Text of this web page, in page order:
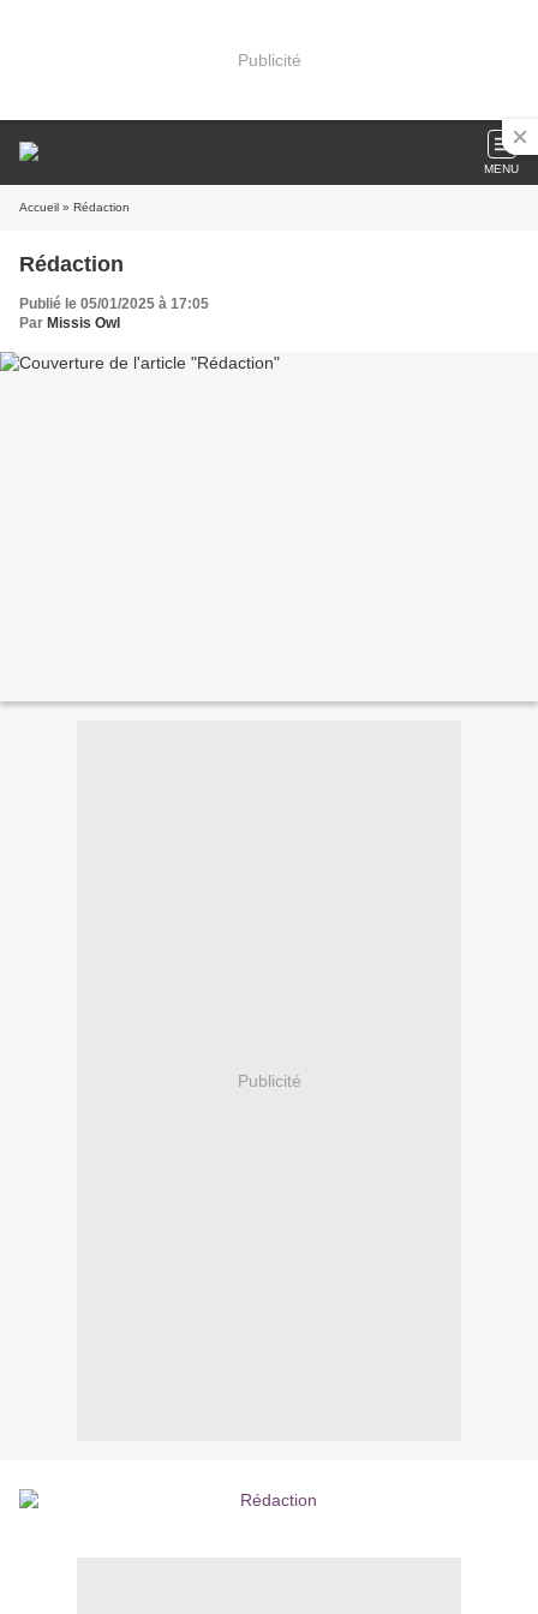
Publicité
MENU
Accueil » Rédaction
Rédaction
Publié le 05/01/2025 à 17:05
Par Missis Owl
Publicité